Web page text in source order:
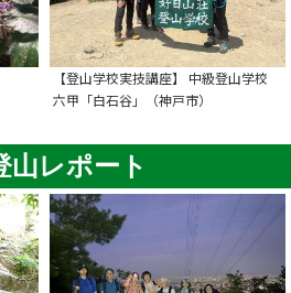
【登山学校実技講座】 中級登山学校
六甲「白石谷」（神戸市）
山レポート